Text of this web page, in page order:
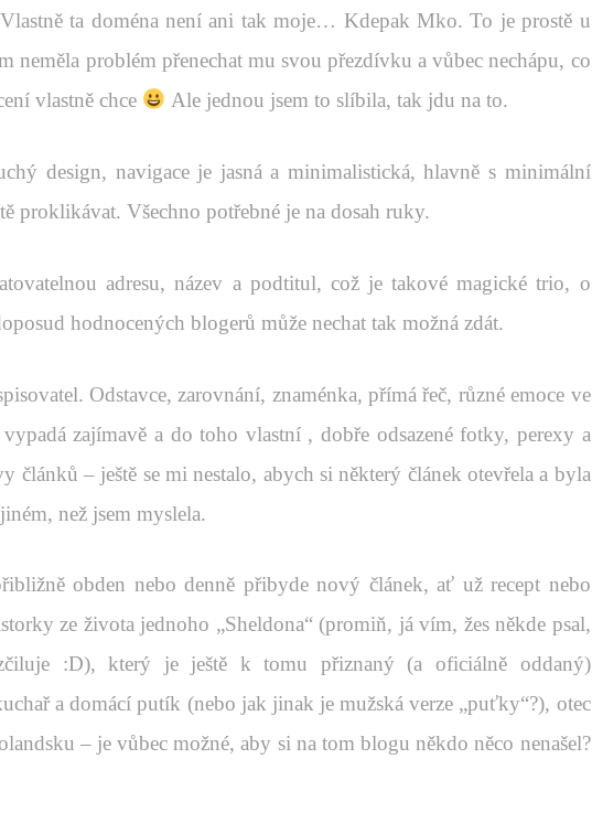
Vlastně ta doména není ani tak moje… Kdepak Mko. To je prostě u
neměla problém přenechat mu svou přezdívku a vůbec nechápu, co
vlastně chce
Ale jednou jsem to slíbila, tak jdu na to.
design, navigace je jasná a minimalistická, hlavně s minimální
proklikávat. Všechno potřebné je na dosah ruky.
adresu, název a podtitul, což je takové magické trio, o
hodnocených blogerů může nechat tak možná zdát.
Odstavce, zarovnání, znaménka, přímá řeč, různé emoce ve
zajímavě a do toho vlastní , dobře odsazené fotky, perexy a
článků – ještě se mi nestalo, abych si některý článek otevřela a byla
než jsem myslela.
obden nebo denně přibyde nový článek, ať už recept nebo
ze života jednoho „Sheldona“ (promiň, já vím, žes někde psal,
:D), který je ještě k tomu přiznaný (a oficiálně oddaný)
a domácí putík (nebo jak jinak je mužská verze „puťky“?), otec
– je vůbec možné, aby si na tom blogu někdo něco nenašel?